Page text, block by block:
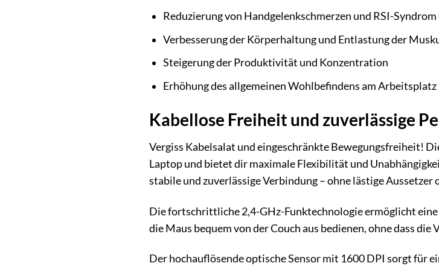
Reduzierung von Handgelenkschmerzen und RSI-
Verbesserung der Körperhaltung und Entlastung der
Steigerung der Produktivität und Konzentration
Erhöhung des allgemeinen Wohlbefindens am Arbeitsplatz
Kabellose Freiheit und zuverlässige
Vergiss Kabelsalat und eingeschränkte Bewegungsfreiheit!
Laptop und bietet dir maximale Flexibilität und
stabile und zuverlässige Verbindung – ohne lästige Aussetzer
Die fortschrittliche 2,4-GHz-Funktechnologie ermöglicht
die Maus bequem von der Couch aus bedienen, ohne dass die
Der hochauflösende optische Sensor mit 1600 DPI sorgt für